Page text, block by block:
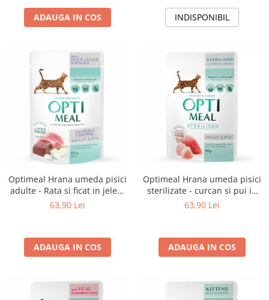
ADAUGA IN COS INDISPONIBIL
Optimeal Hrana umeda pisici
adulte - Rata si ficat in jeleu,
set 12*0,085kg
63,90 Lei
ADAUGA IN COS
Optimeal Hrana umeda pisici
sterilizate - curcan si pui in
sos, set 12*0,085kg
63,90 Lei
ADAUGA IN COS